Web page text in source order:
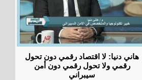
هاني دنيا: لا اقتصاد رقمي دون تحول
رقمي ولا تحول رقمي دون أمن
سيبراني